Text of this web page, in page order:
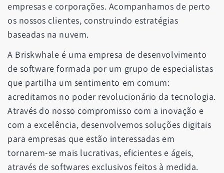
empresas e corporações. Acompanhamos de perto
os nossos clientes, construindo estratégias
baseadas na nuvem.
A Briskwhale é uma empresa de desenvolvimento
de software formada por um grupo de especialistas
que partilha um sentimento em comum:
acreditamos no poder revolucionário da tecnologia.
Através do nosso compromisso com a inovação e
com a excelência, desenvolvemos soluções digitais
para empresas que estão interessadas em
tornarem-se mais lucrativas, eficientes e ágeis,
através de softwares exclusivos feitos à medida.